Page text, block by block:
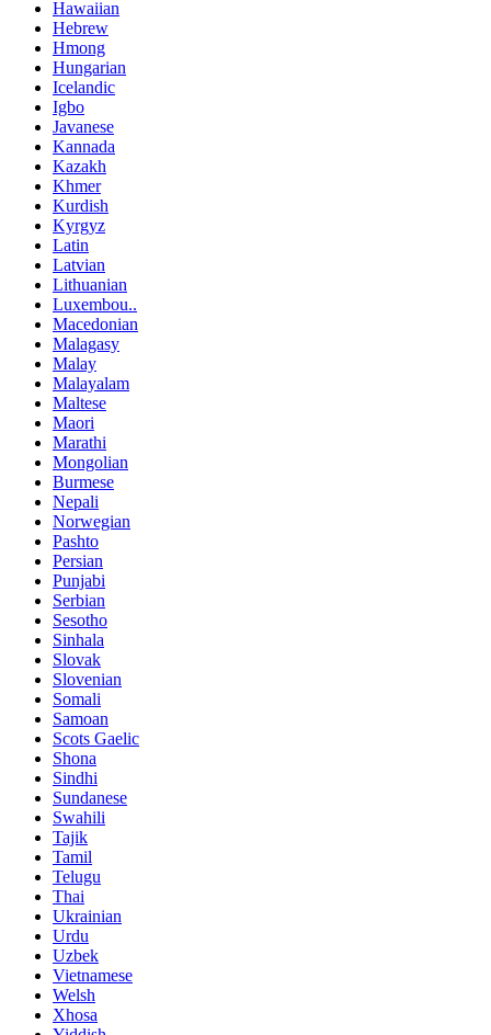
Hawaiian
Hebrew
Hmong
Hungarian
Icelandic
Igbo
Javanese
Kannada
Kazakh
Khmer
Kurdish
Kyrgyz
Latin
Latvian
Lithuanian
Luxembou..
Macedonian
Malagasy
Malay
Malayalam
Maltese
Maori
Marathi
Mongolian
Burmese
Nepali
Norwegian
Pashto
Persian
Punjabi
Serbian
Sesotho
Sinhala
Slovak
Slovenian
Somali
Samoan
Scots Gaelic
Shona
Sindhi
Sundanese
Swahili
Tajik
Tamil
Telugu
Thai
Ukrainian
Urdu
Uzbek
Vietnamese
Welsh
Xhosa